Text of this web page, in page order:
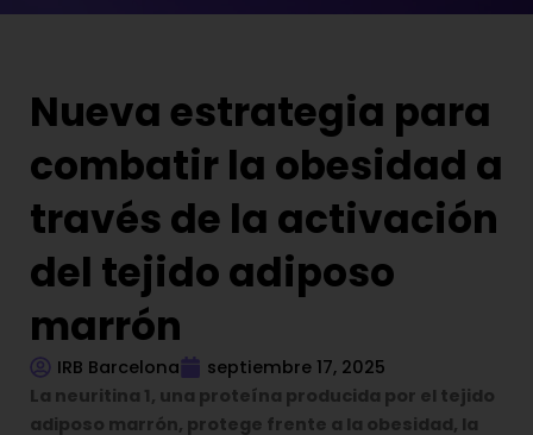
Nueva estrategia para
combatir la obesidad a
través de la activación
del tejido adiposo
marrón
IRB Barcelona
septiembre 17, 2025
La neuritina 1, una proteína producida por el tejido
adiposo marrón, protege frente a la obesidad, la